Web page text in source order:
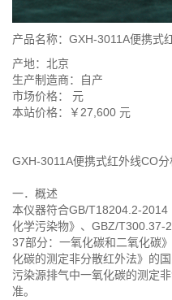
产品名称：GXH-3011A便携式
产地：北京
生产制造商：自产
市场价格： 元
本站价格：￥27,600 元
GXH-3011A便携式红外线CO分
一．概述
本仪器符合GB/T18204.2-2014
化学污染物》、GBZ/T300.37-
37部分：一氧化碳和二氧化碳
化碳的测定非分散红外法》的
污染源排气中一氧化碳的测定
准。